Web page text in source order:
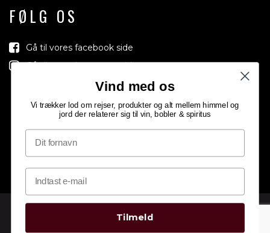
FØLG OS
Gå til vores facebook side
Gå til vores Instagram side
Vind med os
Vi trækker lod om rejser, produkter og alt mellem himmel og
jord der relaterer sig til vin, bobler & spiritus
Tilmeld